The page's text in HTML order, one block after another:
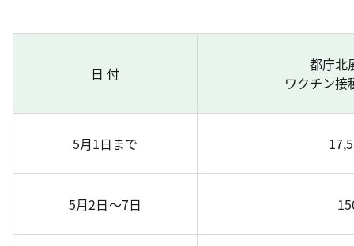
日 付
都庁北
ワクチン接
5月1日まで
5月2日～7日